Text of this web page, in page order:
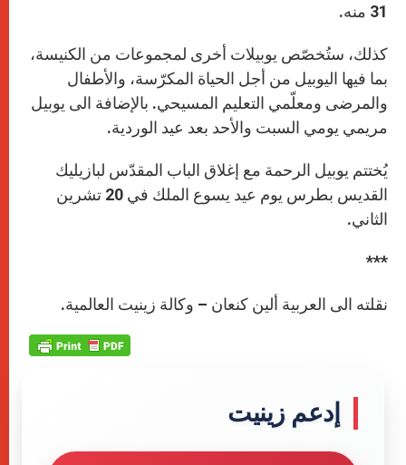
31 منه.
كذلك، ستُخصّص يوبيلات أخرى لمجموعات من الكنيسة،
بما فيها اليوبيل من أجل الحياة المكرّسة، والأطفال
والمرضى ومعلّمي التعليم المسيحي. بالإضافة الى يوبيل
مريمي يومي السبت والأحد بعد عيد الوردية.
يُختتم يوبيل الرحمة مع إغلاق الباب المقدّس لبازيليك
القديس بطرس يوم عيد يسوع الملك في 20 تشرين
الثاني.
***
نقلته الى العربية ألين كنعان – وكالة زينيت العالمية.
إدعم زينيت